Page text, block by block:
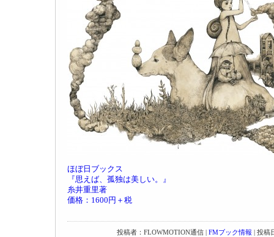
ほぼ日ブックス
『思えば、孤独は美しい。』
糸井重里著
価格：1600円＋税
投稿者：FLOWMOTION通信 | FMブック情報 | 投稿